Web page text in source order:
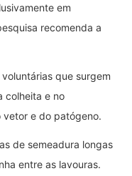
em
recomenda a
que surgem
colheita e no
e do patógeno.
de semeadura longas
entre as lavouras.